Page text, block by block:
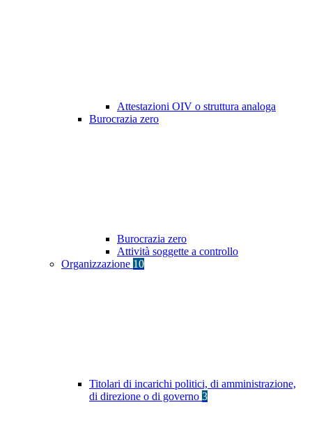
Attestazioni OIV o struttura analoga
Burocrazia zero
Burocrazia zero
Attività soggette a controllo
Organizzazione 10
Titolari di incarichi politici, di amministrazione,
di direzione o di governo 3